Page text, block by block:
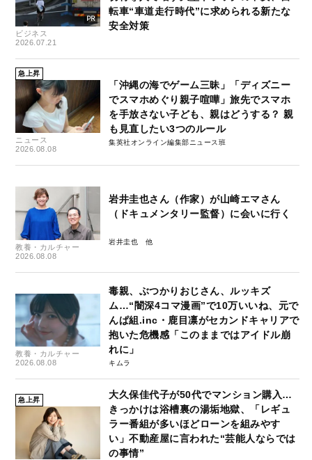
ビジネス
2026.07.21
転車“車道走行時代”に求められる新たな
安全対策
急上昇
ニュース
2026.08.08
「沖縄の海でゲーム三昧」「ディズニー
でスマホめぐり親子喧嘩」旅先でスマホ
を手放さない子ども、親はどうする？ 親
も見直したい3つのルール
集英社オンライン編集部ニュース班
教養・カルチャー
2026.08.08
岩井圭也さん（作家）が山崎エマさん
（ドキュメンタリー監督）に会いに行く
岩井圭也
教養・カルチャー
2026.08.08
毒親、ぶつかりおじさん、ルッキズ
ム…“闇深4コマ漫画”で10万いいね、元で
んぱ組.inc・鹿目凛がセカンドキャリアで
抱いた危機感「このままではアイドル崩
れに」
キムラ
急上昇
大久保佳代子が50代でマンション購入…
きっかけは浴槽裏の湯垢地獄、「レギュ
ラー番組が多いほどローンを組みやす
い」不動産屋に言われた“芸能人ならでは
の事情”